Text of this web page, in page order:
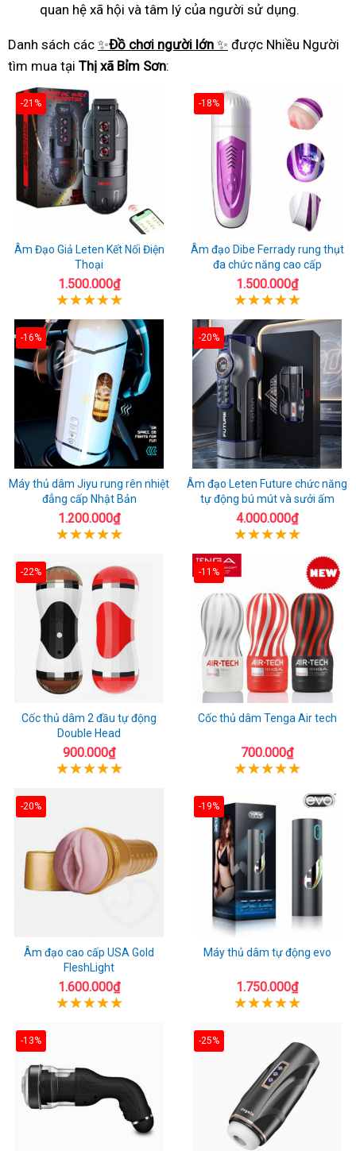
quan hệ xã hội và tâm lý của người sử dụng.
Danh sách các ✨Đồ chơi người lớn ✨ được Nhiều Người
tìm mua tại Thị xã Bỉm Sơn:
-21%
Âm Đạo Giả Leten Kết Nối Điện
Thoại
1.500.000₫
-18%
Âm đạo Dibe Ferrady rung thụt
đa chức năng cao cấp
1.500.000₫
-16%
Máy thủ dâm Jiyu rung rên nhiệt
đẳng cấp Nhật Bản
1.200.000₫
-20%
Âm đạo Leten Future chức năng
tự động bú mút và sưởi ấm
4.000.000₫
-22%
Cốc thủ dâm 2 đầu tự động
Double Head
900.000₫
-11%
Cốc thủ dâm Tenga Air tech
700.000₫
-20%
Âm đạo cao cấp USA Gold
FleshLight
1.600.000₫
-19%
Máy thủ dâm tự động evo
1.750.000₫
-13% -25%